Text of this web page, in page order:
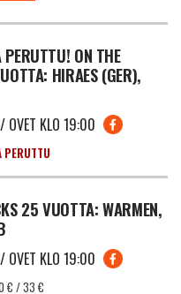
ON THE
HIRAES (GER),
KLO 19:00
PERUTTU
25 VUOTTA: WARMEN,
KLO 19:00
€ / 33 €